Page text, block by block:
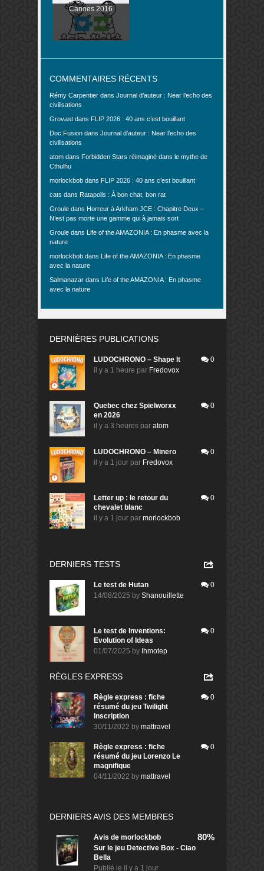
Cannes 2016
COMMENTAIRES RÉCENTS
Rémy Carpentier dans Journal d’auteur : Near l’echo des
civilisations
Grovast dans FLIP 2026 : 40 ans c’est bouillant
Doc.Fusion dans Journal d’auteur : Near l’echo des
civilisations
atom dans Forbidden Stars réimaginé dans le mythe de
Cthulhu
morlockbob dans FLIP 2026 : 40 ans c’est bouillant
cats dans Ratapolis : À bon chat, bon rat
Groule dans Horreur à Arkham JCE : Chapitre Deux –
N’est pas morte une gamme qui à jamais sort
Groule dans Life of the AMAZONIA : En phasme avec la
nature
morlockbob dans Life of the AMAZONIA : En phasme
avec la nature
Salmanazar dans Life of the AMAZONIA : En phasme
avec la nature
DERNIÈRES PUBLICATIONS
LUDOCHRONO – Shape It
il y a 1 heure par Fredovox
0
Quebec chez Spielworxx
en 2026
il y a 3 heures par atom
0
LUDOCHRONO – Minero
il y a 1 jour par Fredovox
0
Letter up : le retour du
chevalet blanc
il y a 1 jour par morlockbob
0
DERNIERS TESTS
Le test de Hutan
14/08/2025 by Shanouillette
0
Le test de Inventions:
Evolution of Ideas
01/07/2025 by Ihmotep
0
RÈGLES EXPRESS
Règle express : fiche
résumé du jeu Twilight
Inscription
30/11/2022 by mattravel
0
Règle express : fiche
résumé du jeu Lorenzo Le
magnifique
04/11/2022 by mattravel
0
DERNIERS AVIS DES MEMBRES
Avis de morlockbob
Sur le jeu Detective Box - Ciao
Bella
Publié le il y a 1 jour
80%